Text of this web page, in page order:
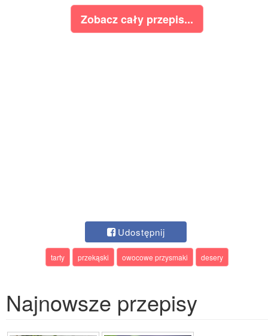
Zobacz cały przepis...
Udostępnij
tarty przekąski owocowe przysmaki desery
Najnowsze przepisy